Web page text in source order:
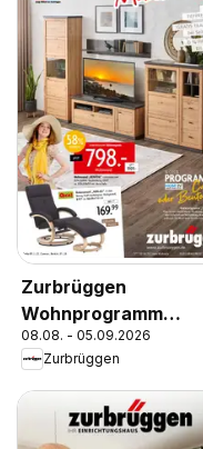
Zurbrüggen
Wohnprogramm
Camron oder Benton
08.08. - 05.09.2026
Zurbrüggen